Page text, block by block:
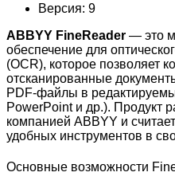
Версия: 9
ABBYY FineReader — это
обеспечение для
(OCR), которое позволяет
отсканированные
PDF-файлы в
PowerPoint и др.). Продукт
компанией ABBYY и
удобных инструментов в
Основные возможности